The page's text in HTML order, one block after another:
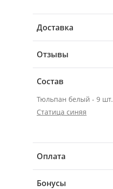
Доставка
Отзывы
Состав
Тюльпан белый - 9 шт.
Статица синяя
Оплата
Бонусы